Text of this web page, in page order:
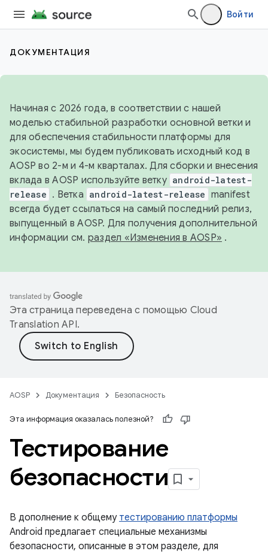
Войти
ДОКУМЕНТАЦИЯ
Начиная с 2026 года, в соответствии с нашей
моделью стабильной разработки основной ветки и
для обеспечения стабильности платформы для
экосистемы, мы будем публиковать исходный код в
AOSP во 2-м и 4-м кварталах. Для сборки и внесения
вклада в AOSP используйте ветку android-latest-
release . Ветка android-latest-release manifest
всегда будет ссылаться на самый последний релиз,
выпущенный в AOSP. Для получения дополнительной
информации см. раздел «Изменения в AOSP» .
Эта страница переведена с помощью Cloud
Translation API.
AOSP Документация Безопасность
Эта информация оказалась полезной?
Тестирование
безопасности
В дополнение к общему тестированию платформы
Android предлагает специальные механизмы
безопасности, описанные в этом разделе, для